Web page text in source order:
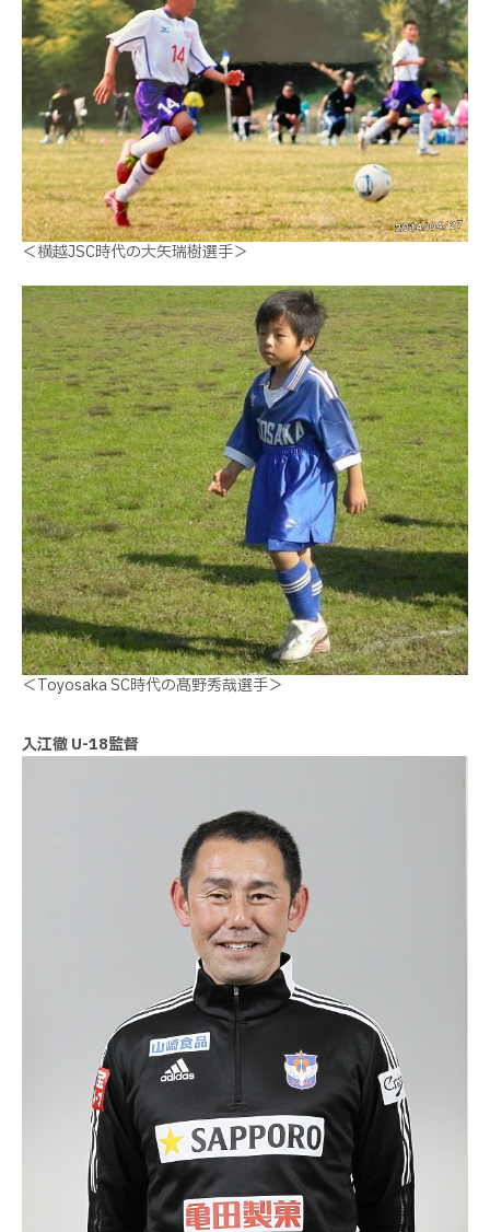
＜横越JSC時代の大矢瑞樹選手＞
＜Toyosaka SC時代の髙野秀哉選手＞
入江徹U-18監督